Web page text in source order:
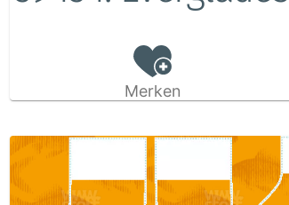
Merken